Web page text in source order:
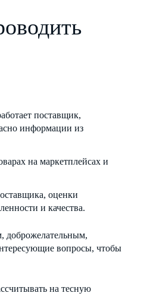
поставщик,
информации из
на маркетплейсах и
оценки
и качества.
доброжелательным,
вопросы, чтобы
на тесную